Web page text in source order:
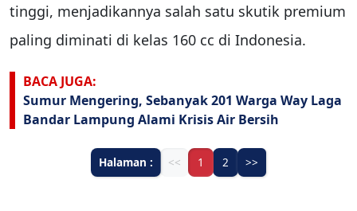
tinggi, menjadikannya salah satu skutik premium
paling diminati di kelas 160 cc di Indonesia.
BACA JUGA:
Sumur Mengering, Sebanyak 201 Warga Way Laga
Bandar Lampung Alami Krisis Air Bersih
Halaman : << 1 2 >>